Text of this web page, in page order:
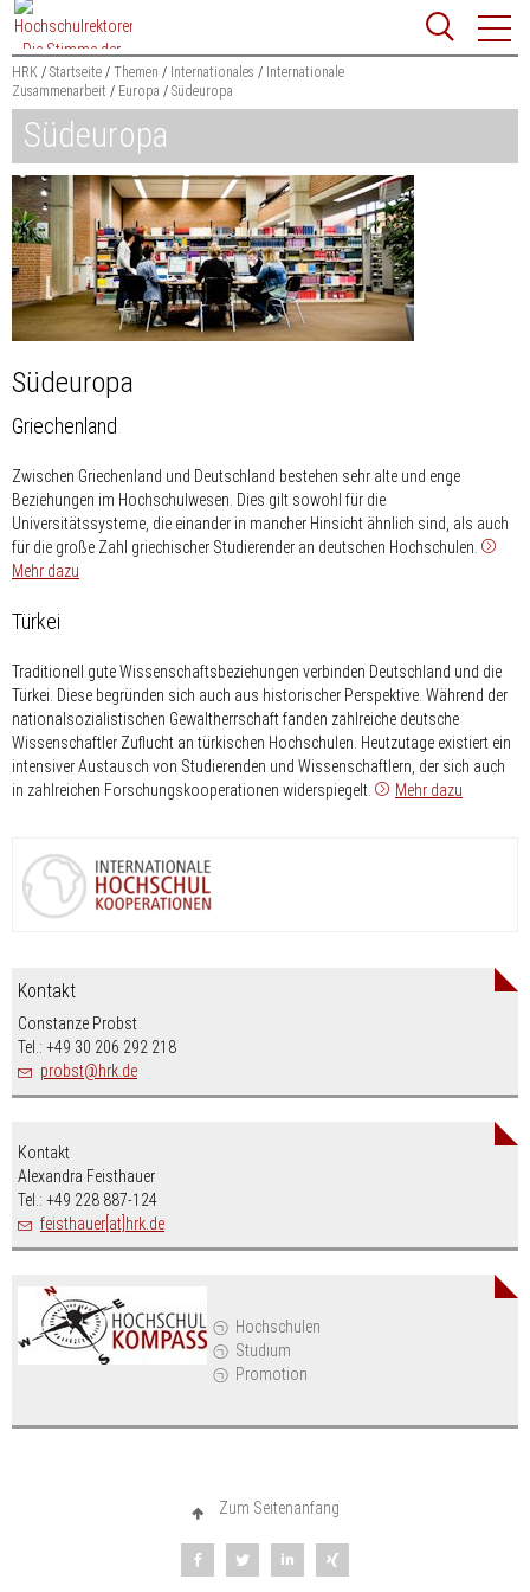
Zum
Content
springen
HRK Startseite Themen Internationales
Internationale
Zusammenarbeit
Europa Südeuropa
Südeuropa
Südeuropa
Griechenland
Zwischen Griechenland und Deutschland bestehen sehr alte und enge
Beziehungen im Hochschulwesen. Dies gilt sowohl für die
Universitätssysteme, die einander in mancher Hinsicht ähnlich sind, als auch
für die große Zahl griechischer Studierender an deutschen Hochschulen.
Mehr dazu
Türkei
Traditionell gute Wissenschaftsbeziehungen verbinden Deutschland und die
Türkei. Diese begründen sich auch aus historischer Perspektive. Während der
nationalsozialistischen Gewaltherrschaft fanden zahlreiche deutsche
Wissenschaftler Zuflucht an türkischen Hochschulen. Heutzutage existiert ein
intensiver Austausch von Studierenden und Wissenschaftlern, der sich auch
in zahlreichen Forschungskooperationen widerspiegelt.
Mehr dazu
Hochschulen
Studium
Promotion
Kontakt
Constanze Probst
Tel.: +49 30 206 292 218
probst
nospam-
hrk.de
Kontakt
Alexandra Feisthauer
Tel.: +49 228 887-124
feisthauer[at]hrk.de
Zum Seitenanfang